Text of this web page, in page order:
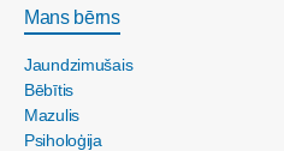
Mans bērns
Jaundzimušais
Bēbītis
Mazulis
Psiholoģija